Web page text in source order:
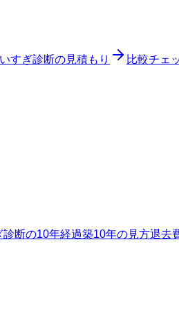
すぎ診断の見積もり 比較チェ
断の10年経過築10年の見方退去